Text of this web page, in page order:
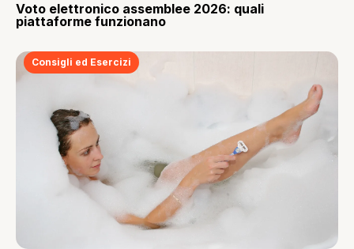
Voto elettronico assemblee 2026: quali
piattaforme funzionano
Consigli ed Esercizi